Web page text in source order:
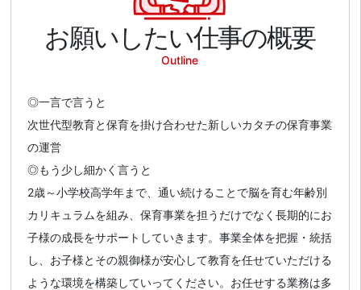
お願いしたい仕事の概要
Outline
◎一言で言うと
次世代型教育と保育を掛け合わせた新しいカタチの保育事業
の運営
◎もう少し細かく言うと
2歳～小学校高学年まで、通い続けることで脳を育む年齢別
カリキュラムを組み、保育事業を担うだけでなく長期的にお
子様の成長をサポートしていきます。事業全体を把握・統括
し、お子様とその親御様が安心して教育を任せていただける
ような環境を構築していってください。お任せする業務は多